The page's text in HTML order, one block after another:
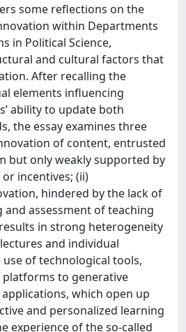
some reflections on the
within Departments
in Political Science,
and cultural factors that
After recalling the
elements influencing
ability to update both
the essay examines three
of content, entrusted
but only weakly supported by
incentives; (ii)
hindered by the lack of
assessment of teaching
in strong heterogeneity
and individual
of technological tools,
to generative
which open up
and personalized learning
experience of the so-called